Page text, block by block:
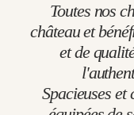
Toutes nos
château et
et de
Spacieuses et